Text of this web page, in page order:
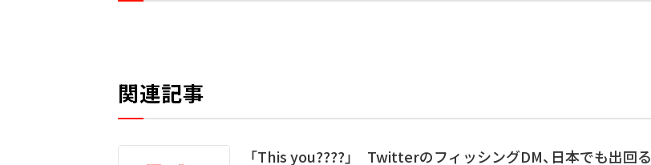
関連記事
「This you????」 TwitterのフィッシングDM、日本でも出回る